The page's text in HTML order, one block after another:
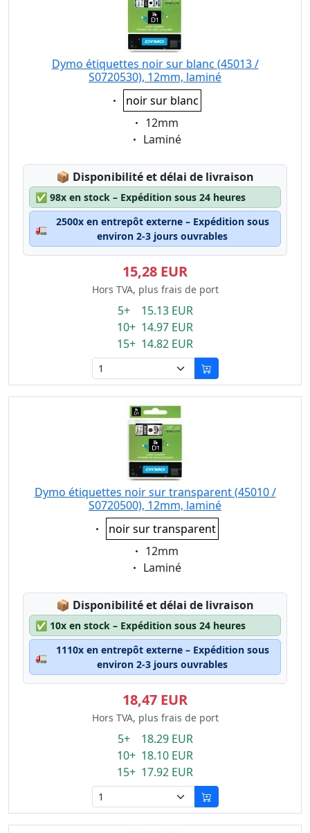
Dymo étiquettes noir sur blanc (45013 /
S0720530), 12mm, laminé
Eigenschaft:
noir sur blanc
Eigenschaft:
12mm
Eigenschaft:
Laminé
📦 Lagerstatus:
Disponibilité et délai de livraison
✅ 98x en stock – Expédition sous 24 heures
🚛
2500x en entrepôt externe – Expédition sous
environ 2-3 jours ouvrables
15,28 EUR
Hors TVA, plus frais de port
5+ 15.13 EUR
10+ 14.97 EUR
15+ 14.82 EUR
Dymo étiquettes noir sur transparent (45010 /
S0720500), 12mm, laminé
Eigenschaft:
noir sur transparent
Eigenschaft:
12mm
Eigenschaft:
Laminé
📦 Lagerstatus:
Disponibilité et délai de livraison
✅ 10x en stock – Expédition sous 24 heures
🚛
1110x en entrepôt externe – Expédition sous
environ 2-3 jours ouvrables
18,47 EUR
Hors TVA, plus frais de port
5+ 18.29 EUR
10+ 18.10 EUR
15+ 17.92 EUR